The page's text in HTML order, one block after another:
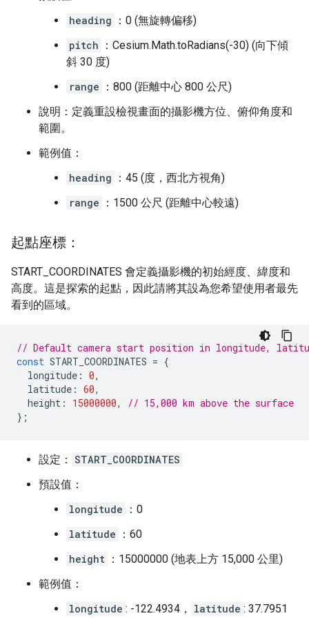
heading
：0 (無旋轉偏移)
pitch
：Cesium.Math.toRadians(-30) (向下傾
斜 30 度)
range
：800 (距離中心 800 公尺)
說明：定義重設檢視畫面的攝影機方位、俯仰角度和
範圍。
範例值：
heading
：45 (度，西北方視角)
range
：1500 公尺 (距離中心較遠)
起點座標：
START_COORDINATES 會定義攝影機的初始經度、緯度和
高度。這是探索的起點，因此請將其設為您希望使用者最先
看到的區域。
// Default camera start position in longitude,
const START_COORDINATES = {
longitude : 0,
latitude : 60,
height : 15000000,
// 15,000 km above the surface
};
設定： START_COORDINATES
預設值：
longitude
：0
latitude
：60
height ：15000000 (地表上方 15,000 公里)
範例值：
longitude : -122.4934， latitude : 37.7951